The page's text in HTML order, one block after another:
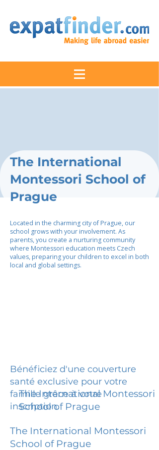
The International
Montessori School of
Prague
Located in the charming city of Prague, our
school grows with your involvement. As
parents, you create a nurturing community
where Montessori education meets Czech
values, preparing your children to excel in both
local and global settings.
Bénéficiez d'une couverture
santé exclusive pour votre
famille grâce à votre
inscription.
The International Montessori
School of Prague
The International Montessori
School of Prague